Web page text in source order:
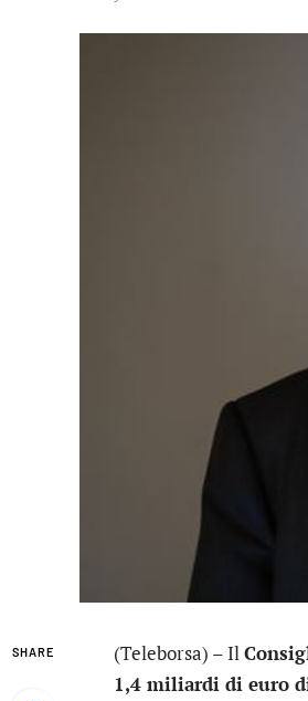
SHARE (Teleborsa) – Il
1,4 miliardi di euro